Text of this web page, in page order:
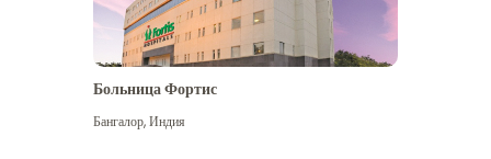
Больница Фортис
Бангалор,Индия